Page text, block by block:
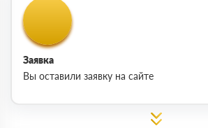
Заявка
Вы оставили заявку на сайте